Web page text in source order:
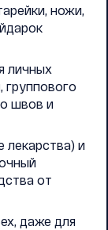
ножи,
личных
группового
швов и
лекарства) и
от
даже для